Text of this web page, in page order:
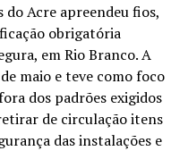
do Acre apreendeu fios,
obrigatória
em Rio Branco. A
maio e teve como foco
dos padrões exigidos
de circulação itens
das instalações e